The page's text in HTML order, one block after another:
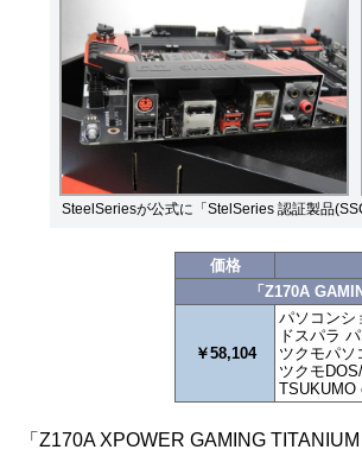
SteelSeriesが公式に「StelSeries 認証製品
価格
「Z170A
￥58,104
パソコンシ
ドスパラ
ツクモパソ
ツクモ
TSUKUMO
「Z170A XPOWER GAMING